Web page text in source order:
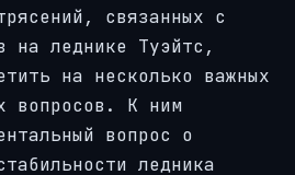
связанных с
на леднике Туэйтс,
на несколько важных
вопросов. К ним
вопрос о
ледника